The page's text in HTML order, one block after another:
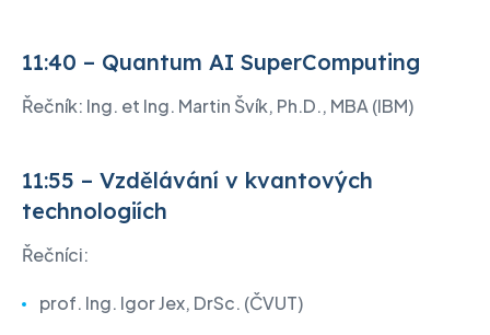
11:40 – Quantum AI SuperComputing
Řečník: Ing. et Ing. Martin Švík, Ph.D., MBA (IBM)
11:55 – Vzdělávání v kvantových
technologiích
Řečníci:
prof. Ing. Igor Jex, DrSc. (ČVUT)